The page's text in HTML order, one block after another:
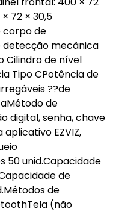
72 × 30,5
corpo de
detecção mecânica
Cilindro de nível
Tipo CPotência de
??de
de
digital, senha, chave
EZVIZ,
50 unid.Capacidade
de
de
(não